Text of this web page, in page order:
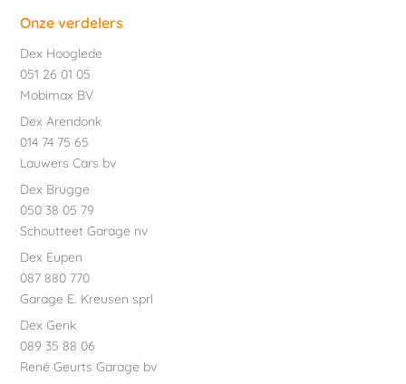
Onze verdelers
Dex Hooglede
051 26 01 05
Mobimax BV
Dex Arendonk
014 74 75 65
Lauwers Cars bv
Dex Brugge
050 38 05 79
Schoutteet Garage nv
Dex Eupen
087 880 770
Garage E. Kreusen sprl
Dex Genk
089 35 88 06
René Geurts Garage bv